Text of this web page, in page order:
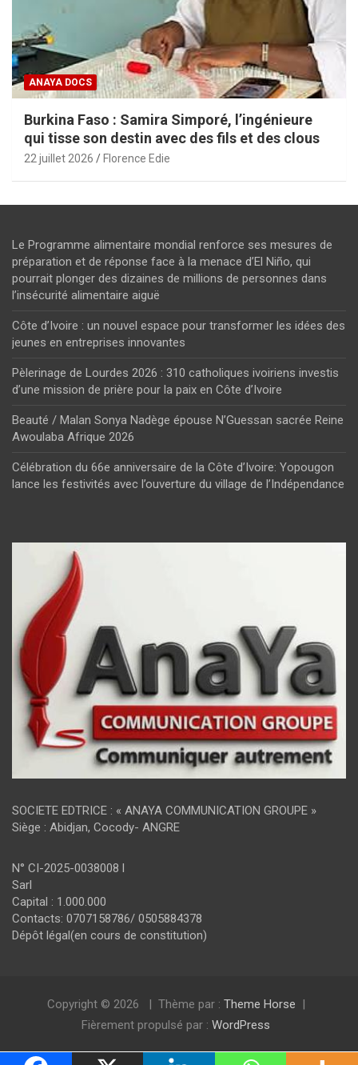
ANAYA DOCS
Burkina Faso : Samira Simporé, l’ingénieure
qui tisse son destin avec des fils et des clous
22 juillet 2026 Florence Edie
Le Programme alimentaire mondial renforce ses mesures de
préparation et de réponse face à la menace d’El Niño, qui
pourrait plonger des dizaines de millions de personnes dans
l’insécurité alimentaire aiguë
Côte d’Ivoire : un nouvel espace pour transformer les idées des
jeunes en entreprises innovantes
Pèlerinage de Lourdes 2026 : 310 catholiques ivoiriens investis
d’une mission de prière pour la paix en Côte d’Ivoire
Beauté / Malan Sonya Nadège épouse N’Guessan sacrée Reine
Awoulaba Afrique 2026
Célébration du 66e anniversaire de la Côte d’Ivoire: Yopougon
lance les festivités avec l’ouverture du village de l’Indépendance
SOCIETE EDTRICE : « ANAYA COMMUNICATION GROUPE »
Siège : Abidjan, Cocody- ANGRE
N° CI-2025-0038008 l
Sarl
Capital : 1.000.000
Contacts: 0707158786/ 0505884378
Dépôt légal(en cours de constitution)
Copyright © 2026 Thème par : Theme Horse
Fièrement propulsé par : WordPress